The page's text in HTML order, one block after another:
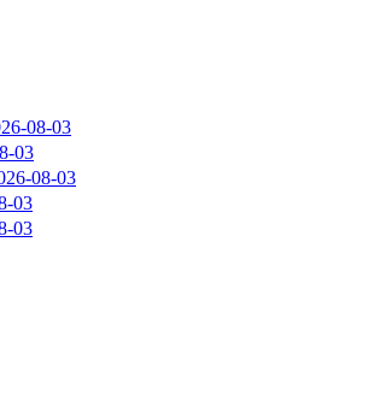
08-03
03
08-03
03
03